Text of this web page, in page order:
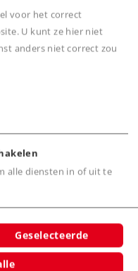
(K) rails wil
rails is er de
voor het correct
U kunt ze hier niet
anders niet correct zou
alle diensten in of uit te
Geselecteerde